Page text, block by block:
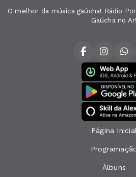
O melhor da música gaúcha! Rádio
Gaúcha no Ar!
Página Inicial
Álbuns